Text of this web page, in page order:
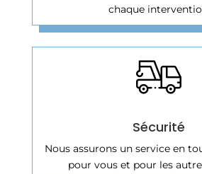
chaque
Sécurité
Nous assurons un service en
pour vous et pour les